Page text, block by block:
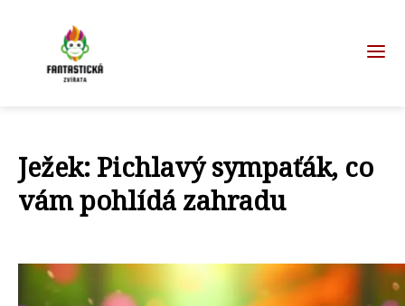
Ježek: Pichlavý sympaťák, co
vám pohlídá zahradu